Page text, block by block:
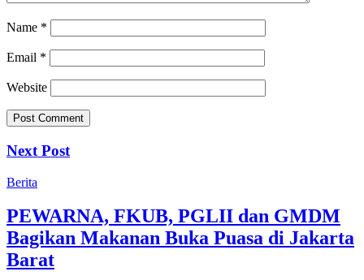
Name *
Email *
Website
Next Post
Berita
PEWARNA, FKUB, PGLII dan GMDM
Bagikan Makanan Buka Puasa di Jakarta
Barat